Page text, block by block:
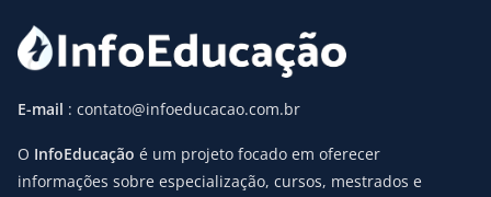
E-mail : contato@infoeducacao.com.br
O InfoEducação é um projeto focado em oferecer
informações sobre especialização, cursos, mestrados e